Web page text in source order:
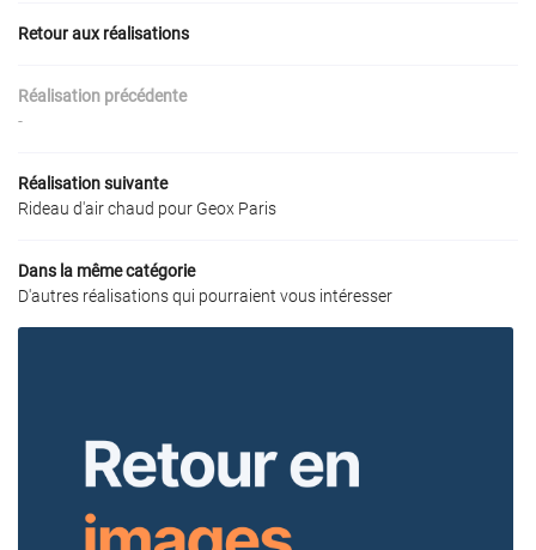
CHALEUR AIR/EAU
VENTILATION
AVIS
ACTUALITÉS
Retour aux réalisations
Réalisation précédente
-
Réalisation suivante
Rideau d'air chaud pour Geox Paris
Dans la même catégorie
D'autres réalisations qui pourraient vous intéresser